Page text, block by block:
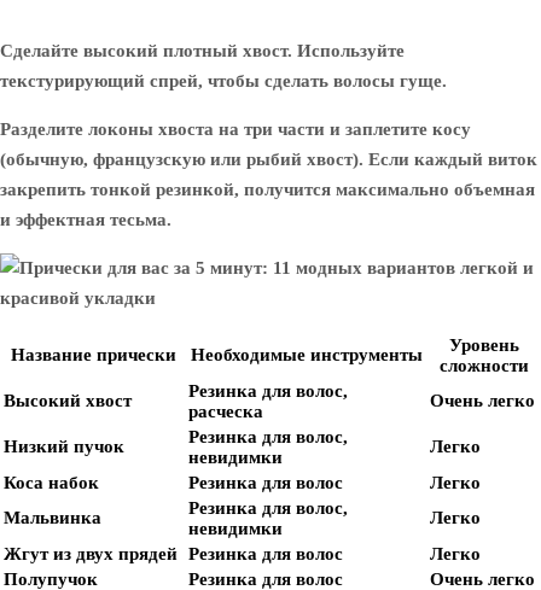
Сделайте высокий плотный хвост. Используйте
текстурирующий спрей, чтобы сделать волосы гуще.
Разделите локоны хвоста на три части и заплетите косу
(обычную, французскую или рыбий хвост). Если каждый виток
закрепить тонкой резинкой, получится максимально объемная
и эффектная тесьма.
Название прически Необходимые инструменты
Уровень
сложности
Высокий хвост
Резинка для волос,
расческа
Очень легко
Низкий пучок
Резинка для волос,
невидимки
Легко
Коса набок
Резинка для волос
Легко
Мальвинка
Резинка для волос,
невидимки
Легко
Жгут из двух прядей Резинка для волос
Легко
Полупучок
Резинка для волос
Очень легко